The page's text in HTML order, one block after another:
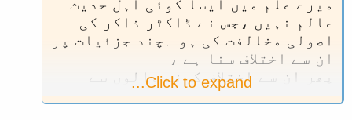
میرے علم میں ایسا کوئی اہل حدیث
عالم نہیں ،جس نے ڈاکٹر ذاکر کی
اصولی مخالفت کی ہو ۔چند جزئیات پر
ان سے اختلاف سنا ہے ،
پھر ان سے اختلاف کرنے والوں سے
کبھی انکی تکفیر و تضلیل نہیں سنی
Click to expand...